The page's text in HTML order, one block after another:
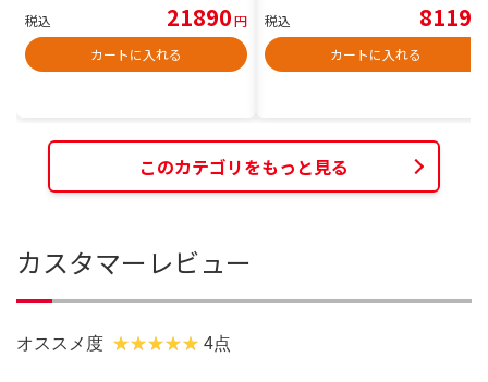
税込 21890円
カートに入れる
税込 8119
カートに入れる
このカテゴリをもっと見る
カスタマーレビュー
オススメ度 4点